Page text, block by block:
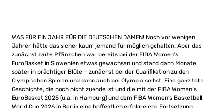
WAS FÜR EIN JAHR FÜR DIE DEUTSCHEN DAMEN! Noch vor wenigen
Jahren hätte das sicher kaum jemand für möglich gehalten. Aber das
zunächst zarte Pflänzchen war bereits bei der FIBA Women’s
EuroBasket in Slowenien etwas gewachsen und stand dann Monate
später in prächtiger Blüte – zunächst bei der Qualifikation zu den
Olympischen Spielen und dann auch bei Olympia selbst. Eine ganz tolle
Geschichte, die noch nicht zuende ist und die mit der FIBA Women’s
EuroBasket 2025 (u.a. in Hamburg) und dem FIBA Women’s Basketball
World Cup 2026 in Berlin eine hoffentlich erfolgreiche Fortsetzung